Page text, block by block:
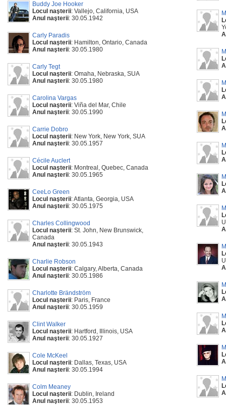
Buddy Joe Hooker
Locul naşterii: Vallejo, California, USA
Anul naşterii: 30.05.1942
Carly Paradis
Locul naşterii: Hamilton, Ontario, Canada
Anul naşterii: 30.05.1980
Carly Tegt
Locul naşterii: Omaha, Nebraska, SUA
Anul naşterii: 30.05.1980
Carolina Vargas
Locul naşterii: Viña del Mar, Chile
Anul naşterii: 30.05.1990
Carrie Dobro
Locul naşterii: New York, New York, SUA
Anul naşterii: 30.05.1957
Cécile Auclert
Locul naşterii: Montreal, Quebec, Canada
Anul naşterii: 30.05.1965
CeeLo Green
Locul naşterii: Atlanta, Georgia, USA
Anul naşterii: 30.05.1975
Charles Collingwood
Locul naşterii: St. John, New Brunswick,
Canada
Anul naşterii: 30.05.1943
Charlie Robson
Locul naşterii: Calgary, Alberta, Canada
Anul naşterii: 30.05.1986
Charlotte Brändström
Locul naşterii: Paris, France
Anul naşterii: 30.05.1959
Clint Walker
Locul naşterii: Hartford, Illinois, USA
Anul naşterii: 30.05.1927
Cole McKeel
Locul naşterii: Dallas, Texas, USA
Anul naşterii: 30.05.1994
Colm Meaney
Locul naşterii: Dublin, Ireland
Anul naşterii: 30.05.1953